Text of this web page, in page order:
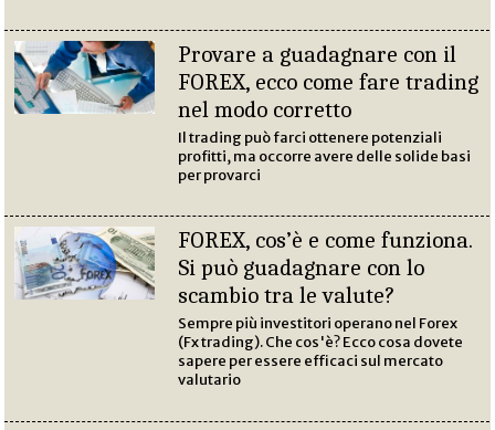
Provare a guadagnare con il
FOREX, ecco come fare trading
nel modo corretto
Il trading può farci ottenere potenziali
profitti, ma occorre avere delle solide basi
per provarci
FOREX, cos’è e come funziona.
Si può guadagnare con lo
scambio tra le valute?
Sempre più investitori operano nel Forex
(Fx trading). Che cos'è? Ecco cosa dovete
sapere per essere efficaci sul mercato
valutario